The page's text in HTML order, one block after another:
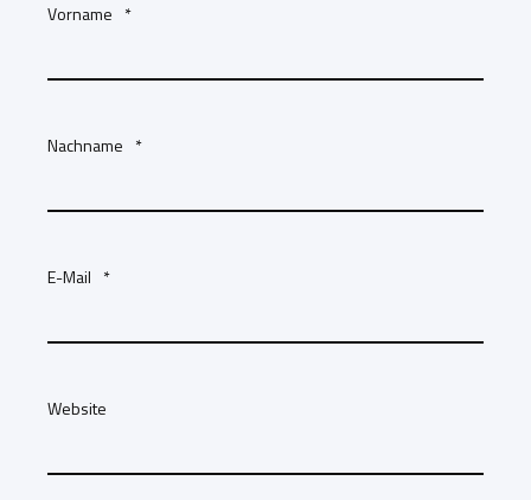
Vorname *
Nachname *
E-Mail *
Website